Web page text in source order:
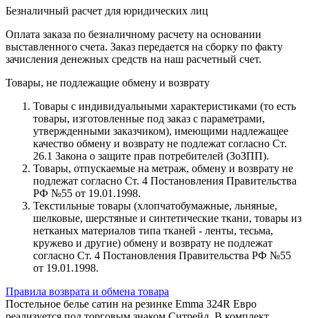
Безналичный расчет для юридических лиц
Оплата заказа по безналичному расчету на основании
выставленного счета. Заказ передается на сборку по факту
зачисления денежных средств на наш расчетный счет.
Товары, не подлежащие обмену и возврату
Товары с индивидуальными характеристиками (то есть
товары, изготовленные под заказ с параметрами,
утвержденными заказчиком), имеющими надлежащее
качество обмену и возврату не подлежат согласно Ст.
26.1 Закона о защите прав потребителей (ЗоЗПП).
Товары, отпускаемые на метраж, обмену и возврату не
подлежат согласно Ст. 4 Постановления Правительства
РФ №55 от 19.01.1998.
Текстильные товары (хлопчатобумажные, льняные,
шелковые, шерстяные и синтетические ткани, товары из
нетканых материалов типа тканей - ленты, тесьма,
кружево и другие) обмену и возврату не подлежат
согласно Ст. 4 Постановления Правительства РФ №55
от 19.01.1998.
Правила возврата и обмена товара
Постельное белье сатин на резинке Emma 324R Евро